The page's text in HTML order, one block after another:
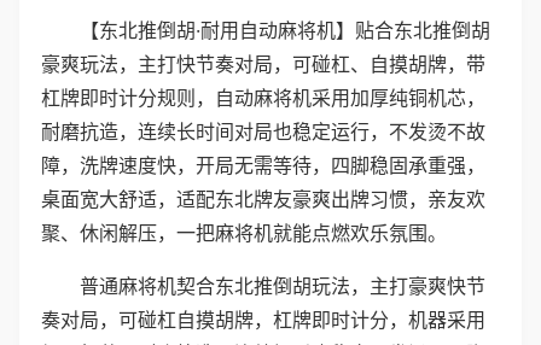
【东北推倒胡·耐用自动麻将机】贴合东北推倒胡
豪爽玩法，主打快节奏对局，可碰杠、自摸胡牌，带
杠牌即时计分规则，自动麻将机采用加厚纯铜机芯，
耐磨抗造，连续长时间对局也稳定运行，不发烫不故
障，洗牌速度快，开局无需等待，四脚稳固承重强，
桌面宽大舒适，适配东北牌友豪爽出牌习惯，亲友欢
聚、休闲解压，一把麻将机就能点燃欢乐氛围。
普通麻将机契合东北推倒胡玩法，主打豪爽快节
奏对局，可碰杠自摸胡牌，杠牌即时计分，机器采用